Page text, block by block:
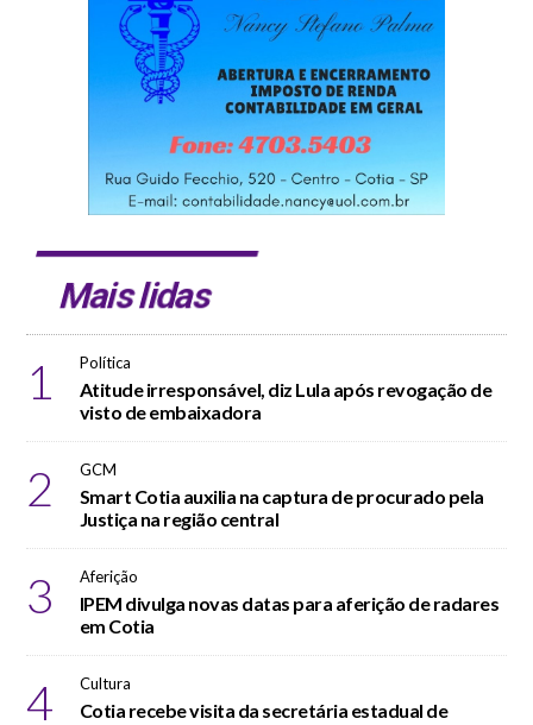
Mais lidas
1 Política
Atitude irresponsável, diz Lula após revogação de
visto de embaixadora
2 GCM
Smart Cotia auxilia na captura de procurado pela
Justiça na região central
3 Aferição
IPEM divulga novas datas para aferição de radares
em Cotia
4 Cultura
Cotia recebe visita da secretária estadual de